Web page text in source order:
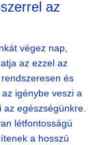
az
végez nap,
az ezzel az
és
igénybe veszi a
egészségünkre.
létfontosságú
a hosszú